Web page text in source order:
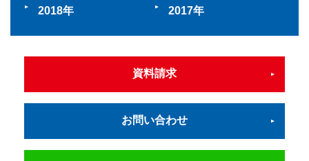
2018
2017
資料請求
お問い合わせ